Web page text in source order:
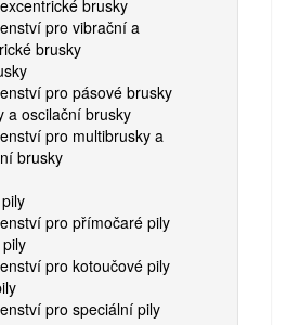
brusky
pro vibrační a
brusky
pro pásové brusky
a oscilační brusky
pro multibrusky a
brusky
pro přímočaré pily
pro kotoučové pily
pro speciální pily